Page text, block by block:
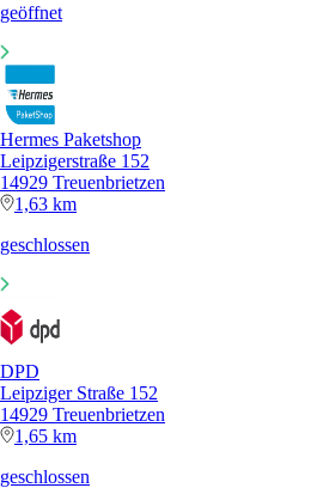
geöffnet
Hermes Paketshop
Leipzigerstraße 152
14929 Treuenbrietzen
1,63 km
geschlossen
DPD
Leipziger Straße 152
14929 Treuenbrietzen
1,65 km
geschlossen